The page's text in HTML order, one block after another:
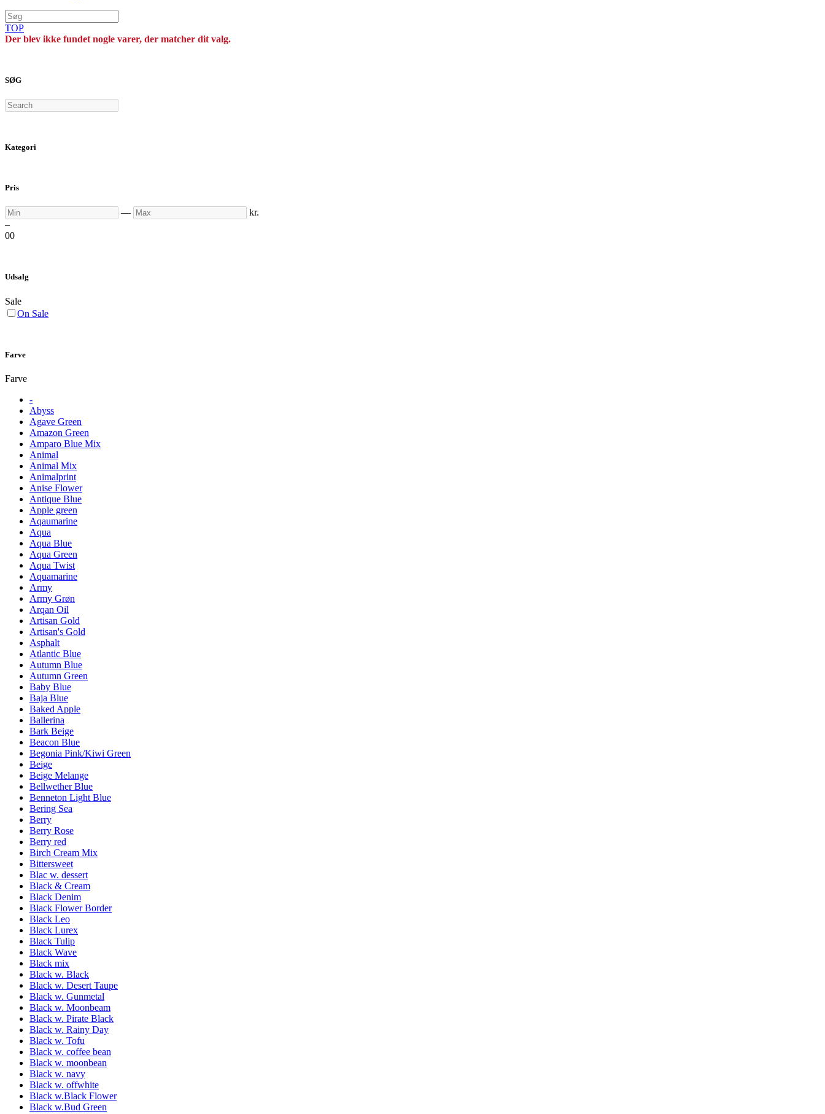
TOP
Der blev ikke fundet nogle varer, der matcher dit valg.
SØG
Search
Kategori
Pris
Min — Max
kr.
–
00
Udsalg
Sale
On Sale
Farve
Farve
-
Abyss
Agave Green
Amazon Green
Amparo Blue Mix
Animal
Animal Mix
Animalprint
Anise Flower
Antique Blue
Apple green
Aqaumarine
Aqua
Aqua Blue
Aqua Green
Aqua Twist
Aquamarine
Army
Army Grøn
Arqan Oil
Artisan Gold
Artisan's Gold
Asphalt
Atlantic Blue
Autumn Blue
Autumn Green
Baby Blue
Baja Blue
Baked Apple
Ballerina
Bark Beige
Beacon Blue
Begonia Pink/Kiwi Green
Beige
Beige Melange
Bellwether Blue
Benneton Light Blue
Bering Sea
Berry
Berry Rose
Berry red
Birch Cream Mix
Bittersweet
Blac w. dessert
Black & Cream
Black Denim
Black Flower Border
Black Leo
Black Lurex
Black Tulip
Black Wave
Black mix
Black w. Black
Black w. Desert Taupe
Black w. Gunmetal
Black w. Moonbeam
Black w. Pirate Black
Black w. Rainy Day
Black w. Tofu
Black w. coffee bean
Black w. moonbean
Black w. navy
Black w. offwhite
Black w.Black Flower
Black w.Bud Green